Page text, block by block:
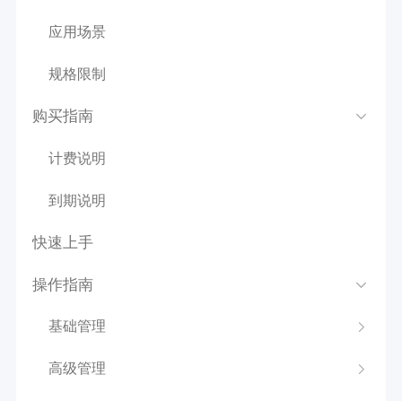
应用场景
规格限制
购买指南
计费说明
到期说明
快速上手
操作指南
基础管理
高级管理